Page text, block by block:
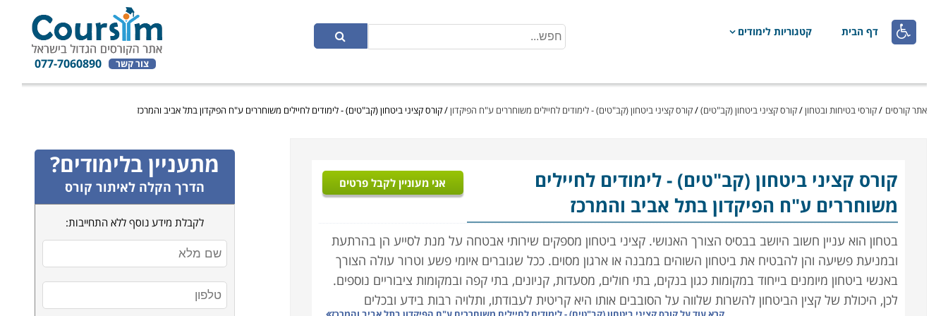
 דף הבית קטגוריות לימודים
צור קשר 077-7060890
אתר קורסים /קורסי בטיחות ובטחון/קורס קציני ביטחון (קב"טים)/קורס קציני ביטחון (קב"טים) - לימודים לחיילים משוחררים ע"ח הפיקדון/קורס קציני ביטחון (קב"טים) - לימודים לחיילים משוחררים ע"ח הפיקדון בתל אביב והמרכז
קורס קציני ביטחון (קב"טים)- לימודים לחיילים
משוחררים ע"ח הפיקדון בתל אביב והמרכז
אני מעוניין לקבל פרטים
בטחון הוא עניין חשוב היושב בבסיס הצורך האנושי. קציני ביטחון מספקים שירותי אבטחה על מנת לסייע הן בהרתעת
ובמניעת פשיעה והן להבטיח את ביטחון השוהים במבנה או ארגון מסוים. ככל שגוברים איומי פשע וטרור עולה הצורך
באנשי ביטחון מיומנים בייחוד במקומות כגון בנקים, בתי חולים, מסעדות, קניונים, בתי קפה ובמקומות ציבוריים נוספים.
לכן, היכולת של קצין הביטחון להשרות שלווה על הסובבים אותו היא קריטית לעבודתו, ותלויה רבות בידע ובכלים
מתעניין בלימודים?
הדרך הקלה לאיתור קורס
לקבלת מידע נוסף ללא התחייבות: